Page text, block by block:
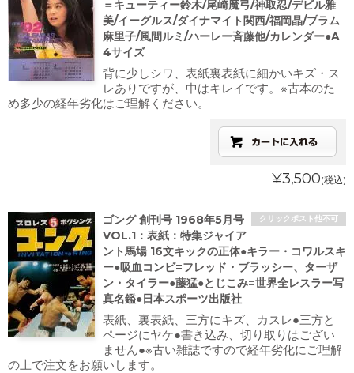
＝キューティー鈴木/尾崎魔弓/神取忍/デビル雅
美/イーグルス/ダイナマイト関西/福岡晶/プラム
麻里子/風間ルミ/ハーレー斉藤他/カレンダー●A
4サイズ
背に少しシワ、表紙裏表紙に細かいキズ・ス
レありですが、中はキレイです。※古本のた
め多少の経年劣化はご理解ください。
¥3,500(税込)
クリックポスト他不可
ゴング 創刊号 1968年5月号
VOL.1：表紙：特集ジャイア
ント馬場 16文キックの正体●キラー・コワルスキ
ー●吸血コンビ=フレッド・ブラッシー、ターザ
ン・タイラー●藤猛●とじこみ=世界全レスラー写
真名鑑●日本スポーツ出版社
表紙、裏表紙、三方にキズ、カスレ●三方と
ページにヤケ●書き込み、切り取りはござい
ません●※古い雑誌ですので経年劣化にご理解
の上で注文をお願いします。